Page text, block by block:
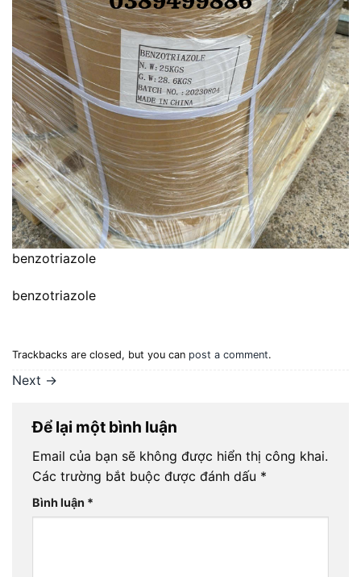
benzotriazole
benzotriazole
Trackbacks are closed, but you can post a comment.
Next →
Để lại một bình luận
Email của bạn sẽ không được hiển thị công khai.
Các trường bắt buộc được đánh dấu *
Bình luận *